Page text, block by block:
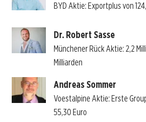
BYD Aktie: Exportplus von
Dr. Robert Sasse
Münchener Rück Aktie: 2,2
Milliarden
Andreas Sommer
Voestalpine Aktie: Erste
55,30 Euro